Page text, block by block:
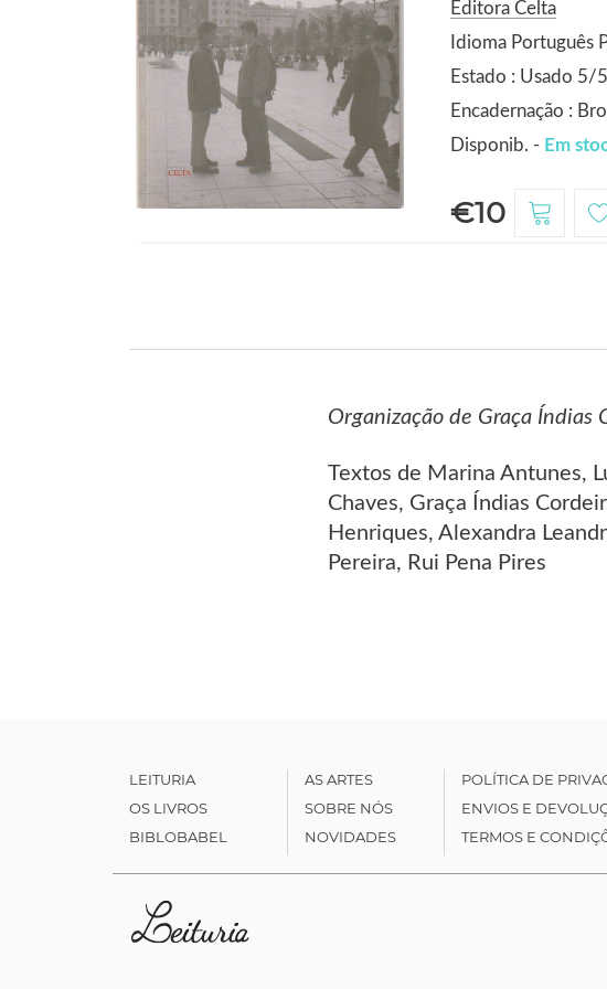
Editora Celta
Idioma Português
Estado : Usado 5/5
Encadernação :
Disponib. - Em
€10
Organização de Graça Índias
Textos de Marina Antunes,
Chaves, Graça Índias
Henriques, Alexandra
Pereira, Rui Pena Pires
LEITURIA
OS LIVROS
BIBLOBABEL
AS ARTES
SOBRE NÓS
NOVIDADES
POLÍTICA DE
ENVIOS E
TERMOS E